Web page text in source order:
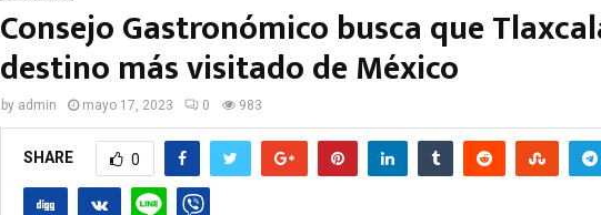
Consejo Gastronómico busca que
destino más visitado de México
by admin mayo 17, 2023 0 983
SHARE 0